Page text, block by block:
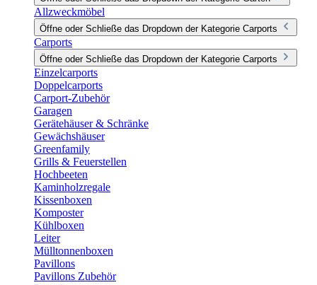
Allzweckmöbel
Öffne oder Schließe das Dropdown der Kategorie Carports
Carports
Öffne oder Schließe das Dropdown der Kategorie Carports
Einzelcarports
Doppelcarports
Carport-Zubehör
Garagen
Gerätehäuser & Schränke
Gewächshäuser
Greenfamily
Grills & Feuerstellen
Hochbeeten
Kaminholzregale
Kissenboxen
Komposter
Kühlboxen
Leiter
Mülltonnenboxen
Pavillons
Pavillons Zubehör